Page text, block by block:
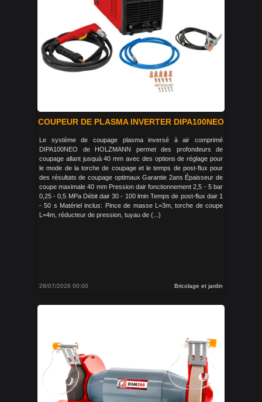
COUPEUR DE PLASMA INVERTER DIPA100NEO
Le système de coupage plasma inversé à air comprimé
DIPA100NEO de HOLZMANN permet des profondeurs de
coupage allant jusquà 40 mm avec des options de réglage pour
le mode de la torche de coupage et le temps de post-flux pour
des résultats de coupage optimaux Garantie 2ans Épaisseur de
coupe maximale 40 mm Pression dair fonctionnement 2,5 - 5 bar
0,25 - 0,5 MPa Débit dair 30 - 100 lmin Temps de post-flux dair 1
- 50 s Matériel inclus: Pince de masse L=3m, torche de coupe
L=4m, réducteur de pression, tuyau de (...)
28/07/2026 00:00 Bricolage et jardin